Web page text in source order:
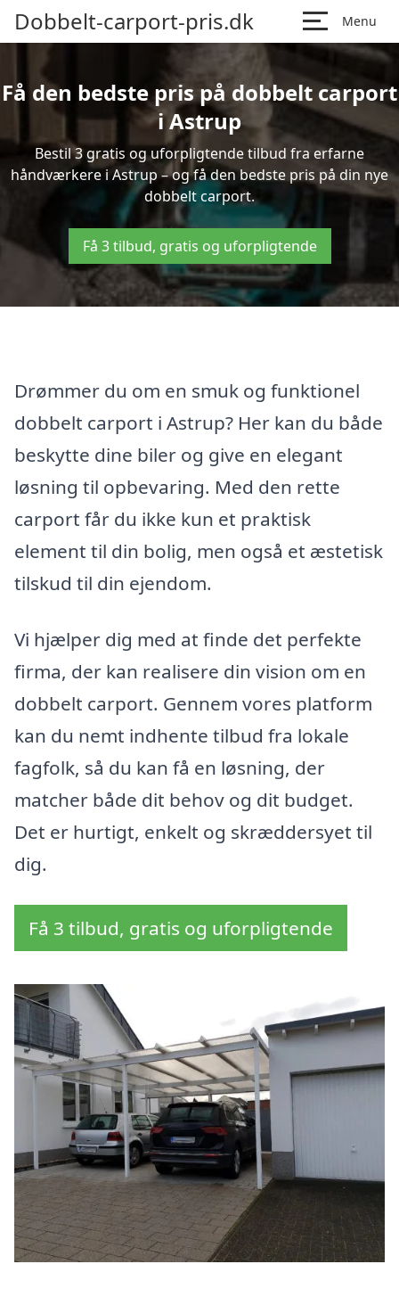
Dobbelt-carport-pris.dk Menu
Få den bedste pris på dobbelt carport
i Astrup
Bestil 3 gratis og uforpligtende tilbud fra erfarne
håndværkere i Astrup – og få den bedste pris på din nye
dobbelt carport.
Få 3 tilbud, gratis og uforpligtende
Drømmer du om en smuk og funktionel
dobbelt carport i Astrup? Her kan du både
beskytte dine biler og give en elegant
løsning til opbevaring. Med den rette
carport får du ikke kun et praktisk
element til din bolig, men også et æstetisk
tilskud til din ejendom.
Vi hjælper dig med at finde det perfekte
firma, der kan realisere din vision om en
dobbelt carport. Gennem vores platform
kan du nemt indhente tilbud fra lokale
fagfolk, så du kan få en løsning, der
matcher både dit behov og dit budget.
Det er hurtigt, enkelt og skræddersyet til
dig.
Få 3 tilbud, gratis og uforpligtende